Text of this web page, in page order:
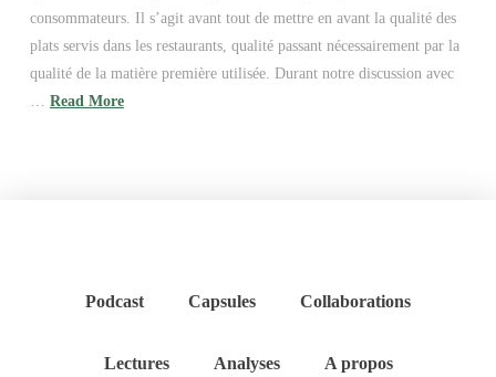
consommateurs. Il s’agit avant tout de mettre en avant la qualité des
plats servis dans les restaurants, qualité passant nécessairement par la
qualité de la matière première utilisée. Durant notre discussion avec
Read More
Podcast Capsules Collaborations
Lectures Analyses A propos